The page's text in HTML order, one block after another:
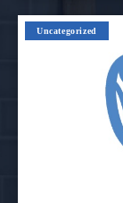
Uncategorized